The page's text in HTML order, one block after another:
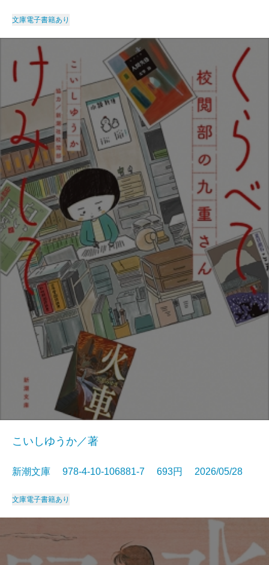
文庫電子書籍あり
こいしゆうか／著
新潮文庫 978-4-10-106881-7 693円 2026/05/28
文庫電子書籍あり